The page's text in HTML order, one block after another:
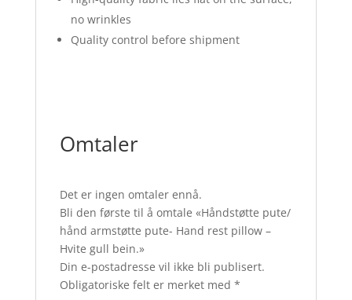
no wrinkles
Quality control before shipment
Omtaler
Det er ingen omtaler ennå.
Bli den første til å omtale «Håndstøtte pute/
hånd armstøtte pute- Hand rest pillow –
Hvite gull bein.»
Din e-postadresse vil ikke bli publisert.
Obligatoriske felt er merket med *